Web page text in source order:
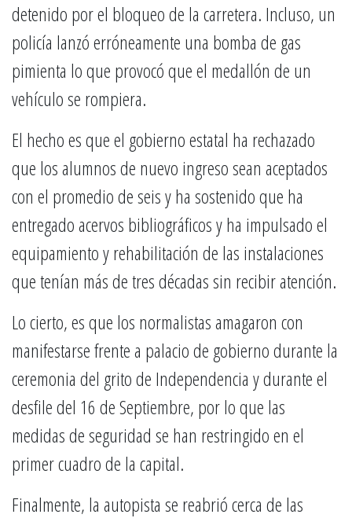
detenido por el bloqueo de la carretera. Incluso, un
policía lanzó erróneamente una bomba de gas
pimienta lo que provocó que el medallón de un
vehículo se rompiera.
El hecho es que el gobierno estatal ha rechazado
que los alumnos de nuevo ingreso sean aceptados
con el promedio de seis y ha sostenido que ha
entregado acervos bibliográficos y ha impulsado el
equipamiento y rehabilitación de las instalaciones
que tenían más de tres décadas sin recibir atención.
Lo cierto, es que los normalistas amagaron con
manifestarse frente a palacio de gobierno durante la
ceremonia del grito de Independencia y durante el
desfile del 16 de Septiembre, por lo que las
medidas de seguridad se han restringido en el
primer cuadro de la capital.
Finalmente, la autopista se reabrió cerca de las